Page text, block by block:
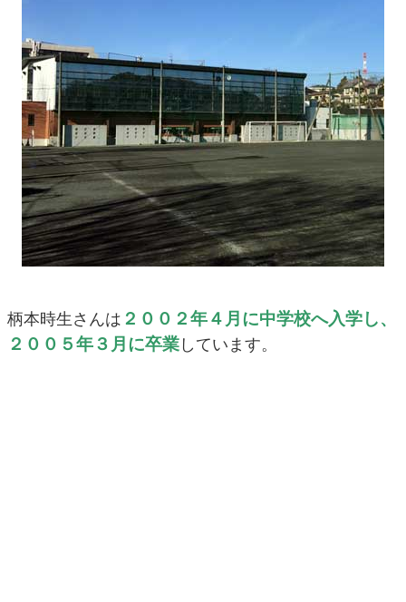
柄本時生さんは ２００２年４月に中学校へ入学し、
２００５年３月に卒業 しています。